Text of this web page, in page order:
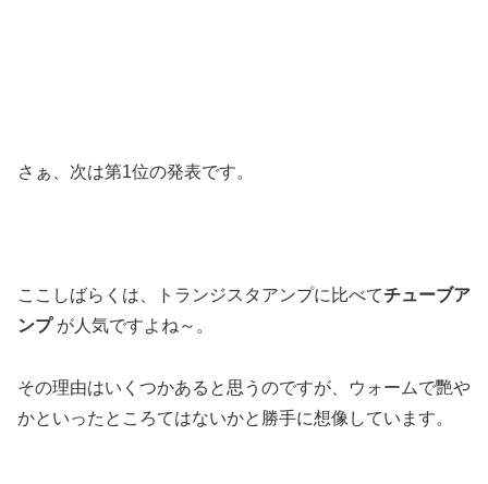
さぁ、次は第1位の発表です。
ここしばらくは、トランジスタアンプに比べてチューブア
ンプが人気ですよね～。
その理由はいくつかあると思うのですが、ウォームで艷や
かといったところてはないかと勝手に想像しています。